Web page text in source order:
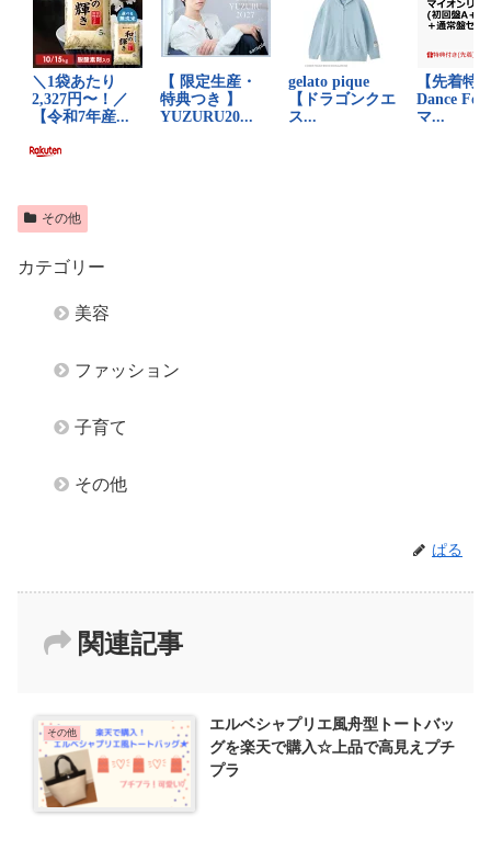
その他
カテゴリー
美容
ファッション
子育て
その他
ぱる
関連記事
その他
エルベシャプリエ風舟型トートバッ
グを楽天で購入☆上品で高見えプチ
プラ